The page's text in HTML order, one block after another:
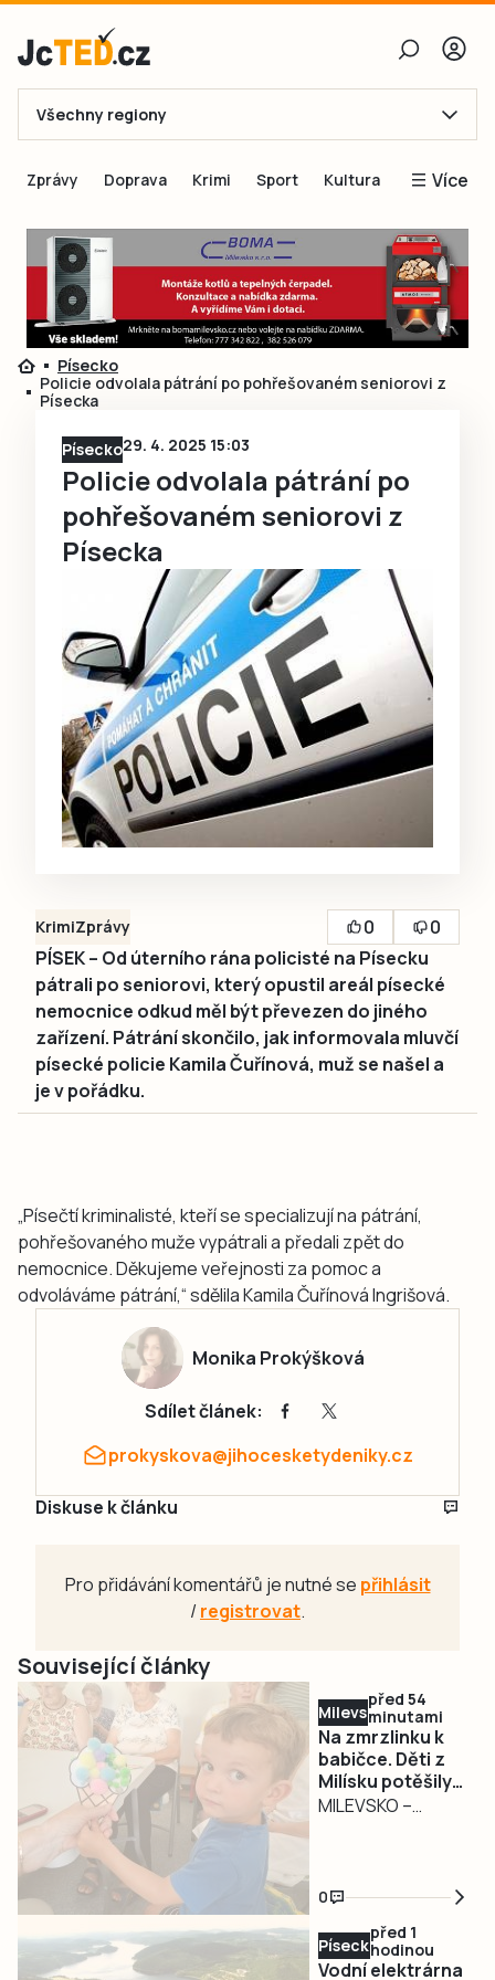
E-mail
Obnovit heslo
Přihlásit se
Všechny regiony
Zprávy Doprava Krimi Sport Kultura Více
Blogy
Inspirace
Čtenáři píší
Speciální přílohy
Písecko
Policie odvolala pátrání po pohřešovaném seniorovi z
Písecka
Písecko29. 4. 2025 15:03
Policie odvolala pátrání po
pohřešovaném seniorovi z
Písecka
KrimiZprávy 0
0
PÍSEK – Od úterního rána policisté na Písecku
pátrali po seniorovi, který opustil areál písecké
nemocnice odkud měl být převezen do jiného
zařízení. Pátrání skončilo, jak informovala mluvčí
písecké policie Kamila Čuřínová, muž se našel a
je v pořádku.
„Písečtí kriminalisté, kteří se specializují na pátrání,
pohřešovaného muže vypátrali a předali zpět do
nemocnice. Děkujeme veřejnosti za pomoc a
odvoláváme pátrání,“ sdělila Kamila Čuřínová Ingrišová.
Monika Prokýšková
Sdílet článek:
prokyskova@jihocesketydeniky.cz
Diskuse k článku
Pro přidávání komentářů je nutné se přihlásit
/registrovat.
Související články
Milevsko
před 54
minutami
Na zmrzlinku k
babičce. Děti z
Milísku potěšily
seniory
MILEVSKO –
povídání o životě.
Tak vypadalo
středeční
dopoledne 5.
0
Písecko
před 1
hodinou
Vodní elektrárna